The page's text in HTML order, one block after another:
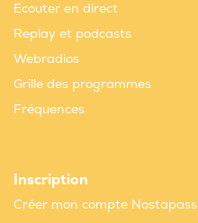
Ecouter en direct
Replay et podcasts
Webradios
Grille des programmes
Fréquences
Inscription
Créer mon compte Nostapass